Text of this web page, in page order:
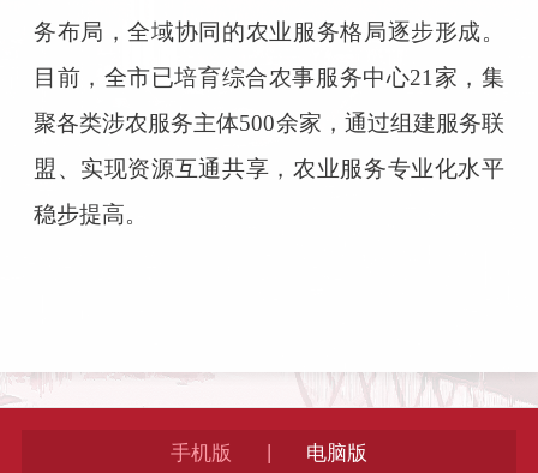
务布局，全域协同的农业服务格局逐步形成。
目前，全市已培育综合农事服务中心21家，集
聚各类涉农服务主体500余家，通过组建服务联
盟、实现资源互通共享，农业服务专业化水平
稳步提高。
手机版 电脑版